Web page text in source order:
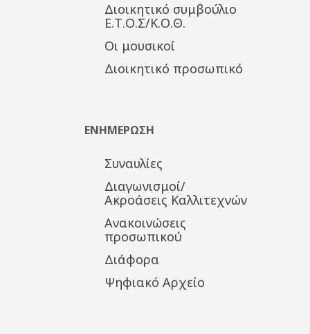
Διοικητικό συμβούλιο
Ε.Τ.Ο.Σ/Κ.Ο.Θ.
Οι μουσικοί
Διοικητικό προσωπικό
ΕΝΗΜΕΡΩΣΗ
Συναυλίες
Διαγωνισμοί/
Ακροάσεις Καλλιτεχνών
Ανακοινώσεις
προσωπικού
Διάφορα
Ψηφιακό Αρχείο